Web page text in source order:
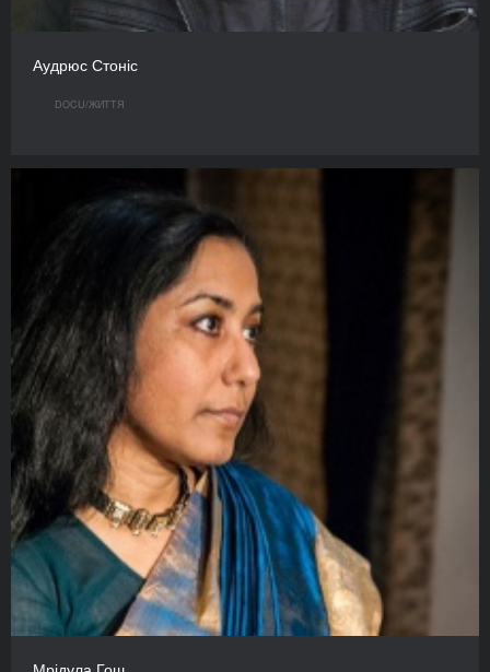
Аудрюс Стоніс
DOCU/ЖИТТЯ